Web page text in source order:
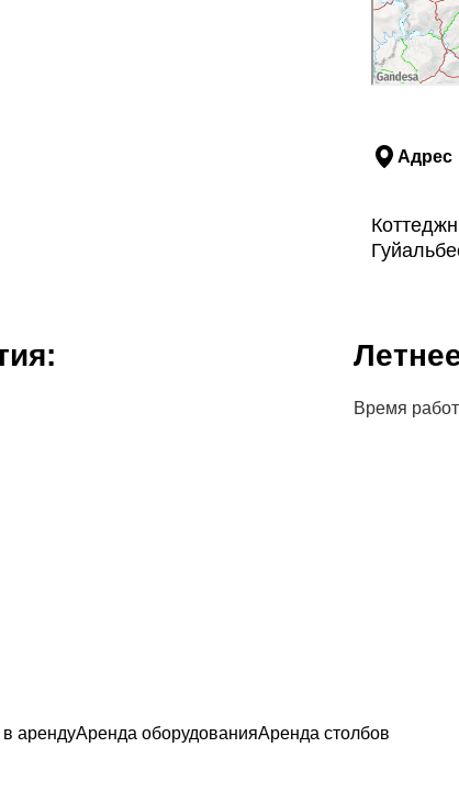
Адрес
Время
арендуАренда оборудованияАренда столбов